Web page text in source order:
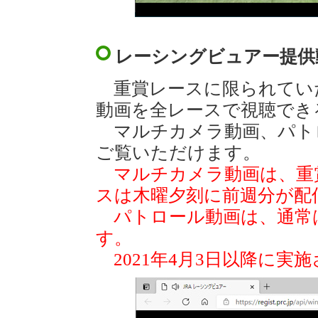
レーシングビュアー提
重賞レースに限られてい
動画を全レースで視聴で
マルチカメラ動画、パト
ご覧いただけます。
マルチカメラ動画は、
スは木曜夕刻に前週分が
パトロール動画は、通常
す。
2021年4月3日以降に実